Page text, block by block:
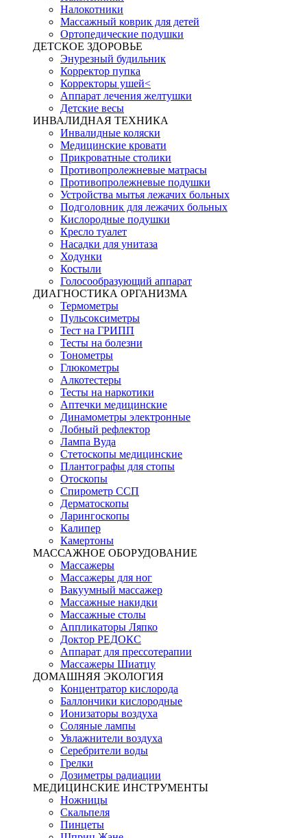
Налокотники
Массажный коврик для детей
Ортопедические подушки
ДЕТСКОЕ ЗДОРОВЬЕ
Энурезный будильник
Корректор пупка
Корректоры ушей<
Аппарат лечения желтушки
Детские весы
ИНВАЛИДНАЯ ТЕХНИКА
Инвалидные коляски
Медицинские кровати
Прикроватные столики
Противопролежневые матрасы
Противопролежневые подушки
Устройства мытья лежачих больных
Подголовник для лежачих больных
Кислородные подушки
Кресло туалет
Насадки для унитаза
Ходунки
Костыли
Голосообразующий аппарат
ДИАГНОСТИКА ОРГАНИЗМА
Термометры
Пульсоксиметры
Тест на ГРИПП
Тесты на болезни
Тонометры
Глюкометры
Алкотестеры
Тесты на наркотики
Аптечки медицинские
Динамометры электронные
Лобный рефлектор
Лампа Вуда
Стетоскопы медицинские
Плантографы для стопы
Отоскопы
Спирометр ССП
Дерматоскопы
Ларингоскопы
Калипер
Камертоны
МАССАЖНОЕ ОБОРУДОВАНИЕ
Массажеры
Массажеры для ног
Вакуумный массажер
Массажные накидки
Массажные столы
Аппликаторы Ляпко
Доктор РЕДОКС
Аппарат для прессотерапии
Массажеры Шиатцу
ДОМАШНЯЯ ЭКОЛОГИЯ
Концентратор кислорода
Баллончики кислородные
Ионизаторы воздуха
Соляные лампы
Увлажнители воздуха
Серебрители воды
Грелки
Дозиметры радиации
МЕДИЦИНСКИЕ ИНСТРУМЕНТЫ
Ножницы
Скальпеля
Пинцеты